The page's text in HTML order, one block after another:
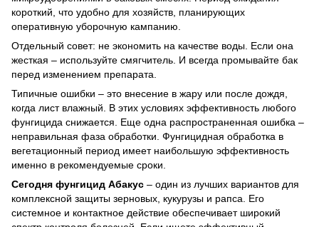
короткий, что удобно для хозяйств, планирующих
оперативную уборочную кампанию.
Отдельный совет: не экономить на качестве воды. Если она
жесткая – используйте смягчитель. И всегда промывайте бак
перед изменением препарата.
Типичные ошибки – это внесение в жару или после дождя,
когда лист влажный. В этих условиях эффективность любого
фунгицида снижается. Еще одна распространенная ошибка –
неправильная фаза обработки. Фунгицидная обработка в
вегетационный период имеет наибольшую эффективность
именно в рекомендуемые сроки.
Сегодня фунгицид Абакус – один из лучших вариантов для
комплексной защиты зерновых, кукурузы и рапса. Его
системное и контактное действие обеспечивает широкий